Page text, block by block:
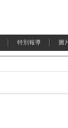
特別報導 圖